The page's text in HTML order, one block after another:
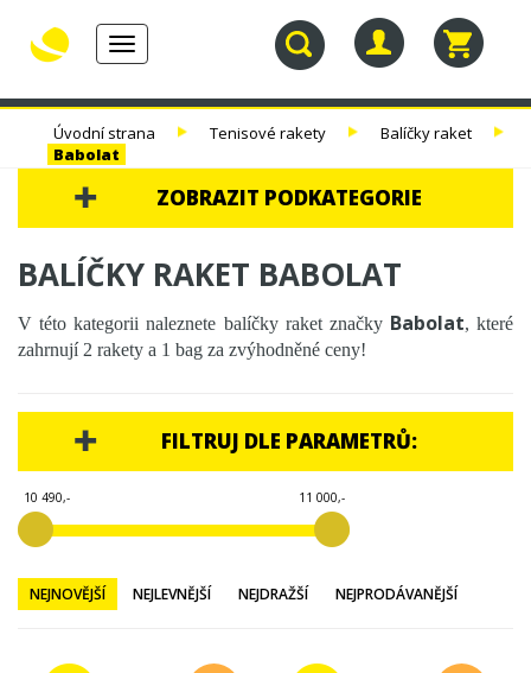
Toggle
navigation
30.
NAROZENINY
TENISOVÉ
TENISOVÉ
TENISOVÉ
Úvodní strana Tenisové rakety
Balíčky raket
Babolat
ZOBRAZIT PODKATEGORIE
30. NAROZENINY
TENIS DĚTEM
WILSON
YONEX
HEAD
TESTOVACÍ RAKETY
TESTOVACÍ RAKETY - VÝPRODEJ %
WILSON
BALÍČKY RAKET BABOLAT
V této kategorii naleznete balíčky raket značkyBabolat, které
zahrnují 2 rakety a 1 bag za zvýhodněné ceny!
FILTRUJ DLE PARAMETRŮ:
10 490,- 11 000,-
NEJNOVĚJŠÍ NEJLEVNĚJŠÍ NEJDRAŽŠÍ NEJPRODÁVANĚJŠÍ